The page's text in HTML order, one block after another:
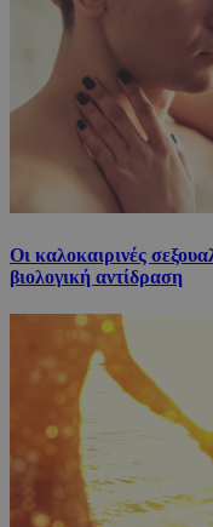
Οι καλοκαιρινές
βιολογική αντίδραση